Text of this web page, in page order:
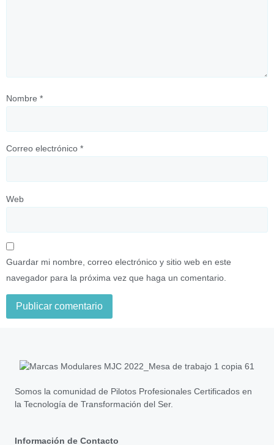
Nombre *
Correo electrónico *
Web
Guardar mi nombre, correo electrónico y sitio web en este
navegador para la próxima vez que haga un comentario.
Somos la comunidad de Pilotos Profesionales Certificados en
la Tecnología de Transformación del Ser.
Información de Contacto